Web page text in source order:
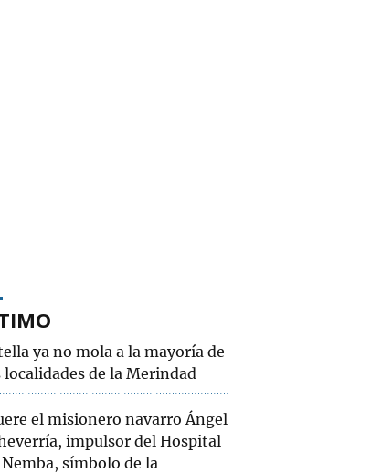
ya no mola a la mayoría de
localidades de la Merindad
el misionero navarro Ángel
impulsor del Hospital
símbolo de la